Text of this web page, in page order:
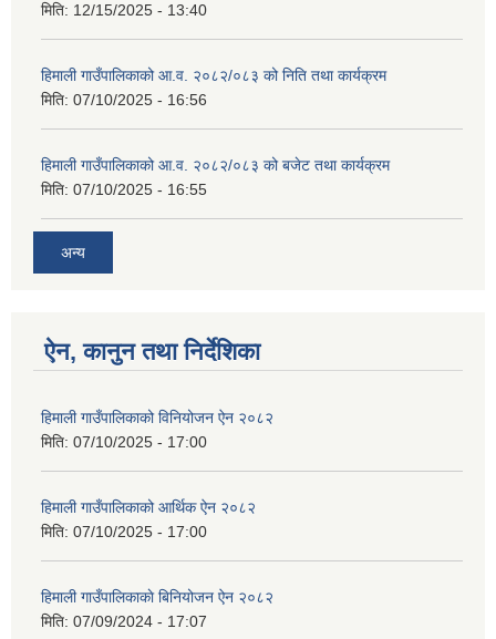
मिति: 12/15/2025 - 13:40
हिमाली गाउँपालिकाको आ.व. २०८२/०८३ को निति तथा कार्यक्रम
मिति: 07/10/2025 - 16:56
हिमाली गाउँपालिकाको आ.व. २०८२/०८३ को बजेट तथा कार्यक्रम
मिति: 07/10/2025 - 16:55
अन्य
ऐन, कानुन तथा निर्देशिका
हिमाली गाउँपालिकाको विनियोजन ऐन २०८२
मिति: 07/10/2025 - 17:00
हिमाली गाउँपालिकाको आर्थिक ऐन २०८२
मिति: 07/10/2025 - 17:00
हिमाली गाउँपालिकाकाे बिनियोजन ऐन २०८२
मिति: 07/09/2024 - 17:07